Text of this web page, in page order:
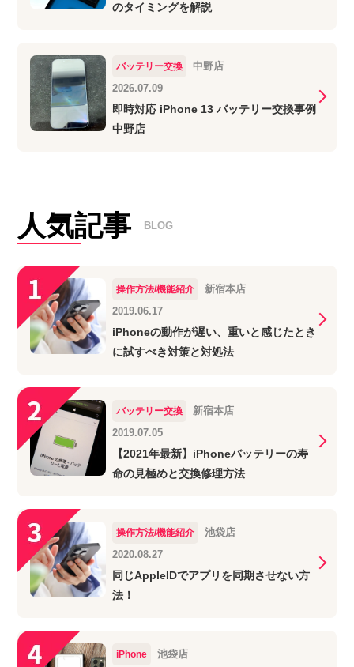
のタイミングを解説
バッテリー交換
中野店
2026.07.09
即時対応 iPhone 13 バッテリー交換事例
中野店
人気記事 BLOG
操作方法/機能紹介
新宿本店
2019.06.17
iPhoneの動作が遅い、重いと感じたとき
に試すべき対策と対処法
バッテリー交換
新宿本店
2019.07.05
【2021年最新】iPhoneバッテリーの寿
命の見極めと交換修理方法
操作方法/機能紹介
池袋店
2020.08.27
同じAppleIDでアプリを同期させない方
法！
iPhone
池袋店